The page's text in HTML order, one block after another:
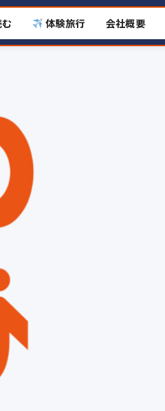
体験旅行 会社概要